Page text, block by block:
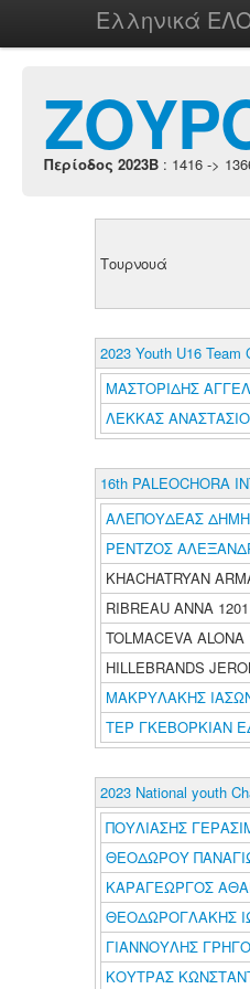
Ελληνικά
Περίοδος 2023B : 1416 ->
Τουρνουά
2023 Youth U16
ΜΑΣΤΟΡΙΔΗΣ
ΛΕΚΚΑΣ
16th PALEOCHORA
ΑΛΕΠΟΥΔΕΑΣ
ΡΕΝΤΖΟΣ
KHACHATRYAN
RIBREAU ANNA 1201
TOLMACEVA ALONA
HILLEBRANDS
ΜΑΚΡΥΛΑΚΗΣ
ΤΕΡ ΓΚΕΒΟΡΚΙΑΝ
2023 National youth
ΠΟΥΛΙΑΣΗΣ
ΘΕΟΔΩΡΟΥ
ΚΑΡΑΓΕΩΡΓΟΣ
ΘΕΟΔΩΡΟΓΛΑΚΗΣ
ΓΙΑΝΝΟΥΛΗΣ
ΚΟΥΤΡΑΣ